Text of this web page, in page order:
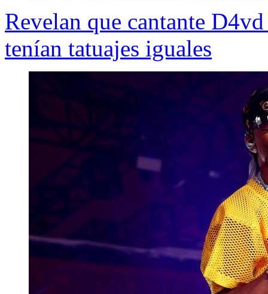
Revelan que cantante
tenían tatuajes iguales